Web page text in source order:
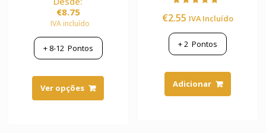
€8.75
IVA incluído
+ 8-12Pontos
Ver opções
has
5.00
€2.55 IVA Incluído
+2 Pontos
Adicionar